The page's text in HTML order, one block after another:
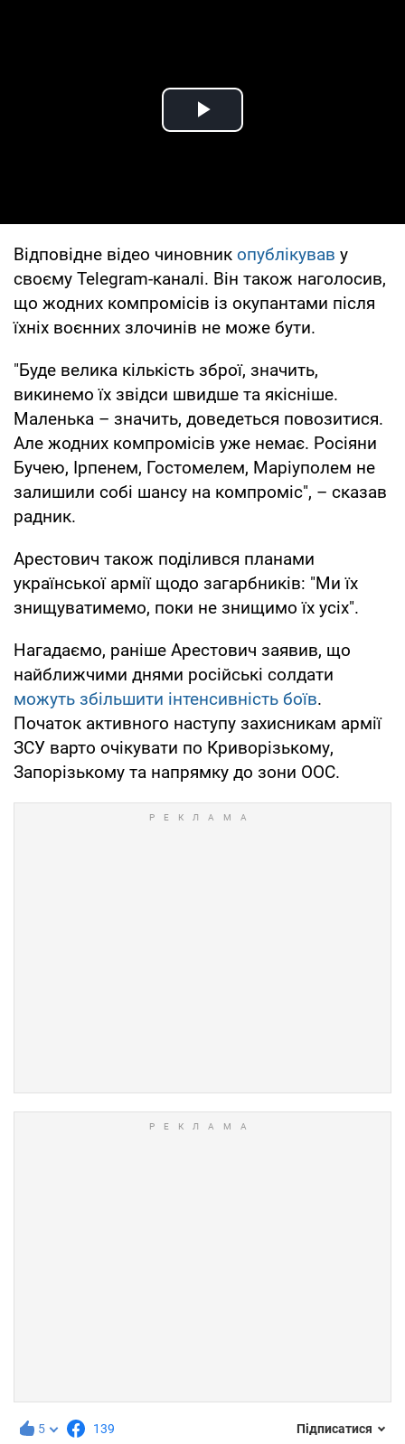
Play Video
Відповідне відео чиновник опублікував у
своєму Telegram-каналі. Він також наголосив,
що жодних компромісів із окупантами після
їхніх воєнних злочинів не може бути.
"Буде велика кількість зброї, значить,
викинемо їх звідси швидше та якісніше.
Маленька – значить, доведеться повозитися.
Але жодних компромісів уже немає. Росіяни
Бучею, Ірпенем, Гостомелем, Маріуполем не
залишили собі шансу на компроміс", – сказав
радник.
Арестович також поділився планами
української армії щодо загарбників: "Ми їх
знищуватимемо, поки не знищимо їх усіх".
Нагадаємо, раніше Арестович заявив, що
найближчими днями російські солдати
можуть збільшити інтенсивність боїв.
Початок активного наступу захисникам армії
ЗСУ варто очікувати по Криворізькому,
Запорізькому та напрямку до зони ООС.
5 139 Підписатися